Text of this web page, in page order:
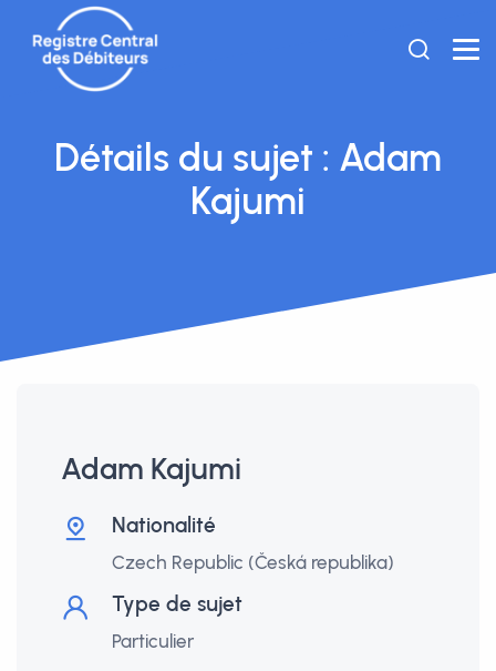
Détails du sujet : Adam
Kajumi
Adam Kajumi
Nationalité
Czech Republic (Česká republika)
Type de sujet
Particulier